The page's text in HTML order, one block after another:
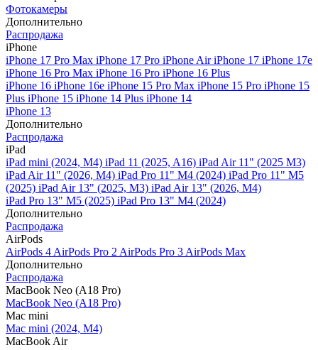
Фотокамеры
Дополнительно
Распродажа
iPhone
iPhone 17 Pro Max iPhone 17 Pro iPhone AiriPhone 17 iPhone 17e
iPhone 16 Pro Max iPhone 16 Pro iPhone 16 Plus
iPhone 16 iPhone 16e iPhone 15 Pro Max iPhone 15 Pro iPhone 15
Plus iPhone 15 iPhone 14 Plus iPhone 14
iPhone 13
Дополнительно
Распродажа
iPad
iPad mini (2024, M4) iPad 11 (2025, A16) iPad Air 11" (2025 M3)
iPad Air 11" (2026, M4) iPad Pro 11" M4 (2024) iPad Pro 11" M5
(2025) iPad Air 13" (2025, M3) iPad Air 13" (2026, M4)
iPad Pro 13" M5 (2025) iPad Pro 13" M4 (2024)
Дополнительно
Распродажа
AirPods
AirPods 4 AirPods Pro 2 AirPods Pro 3 AirPods Max
Дополнительно
Распродажа
MacBook Neo (A18 Pro)
MacBook Neo (A18 Pro)
Mac mini
Mac mini (2024, M4)
MacBook Air